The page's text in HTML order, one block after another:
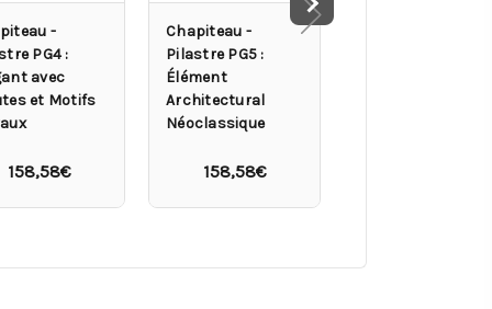
-
PG4 :
avec
et Motifs
158,58€
Chapiteau -
Pilastre PG5 :
Élément
Architectural
Néoclassique
158,58€